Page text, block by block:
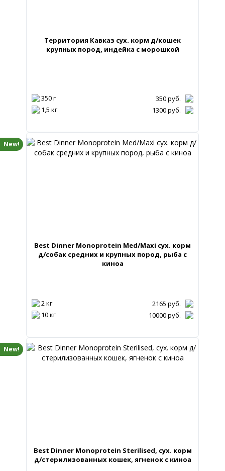
Территория Кавказ сух. корм д/кошек
крупных пород, индейка с морошкой
350 г 350руб.
1,5 кг
1300руб.
New!
Best Dinner Monoprotein Med/Maxi сух. корм
д/собак средних и крупных пород, рыба с
киноа
2 кг 2165 руб.
10 кг
10000руб.
New!
Best Dinner Monoprotein Sterilised, сух. корм
д/стерилизованных кошек, ягненок с киноа